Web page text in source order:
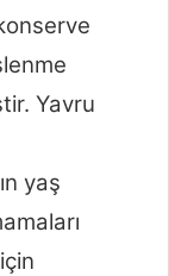
Yavru
yaş